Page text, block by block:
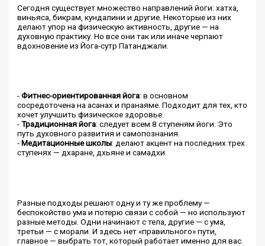
Сегодня существует множество направлений йоги: хатха,
виньяса, бикрам, кундалини и другие. Некоторые из них
делают упор на физическую активность, другие — на
духовную практику. Но все они так или иначе черпают
вдохновение из Йога-сутр Патанджали.
-Фитнес-ориентированная йога: в основном
сосредоточена на асанах и пранаяме. Подходит для тех, кто
хочет улучшить физическое здоровье.
-Традиционная йога: следует всем 8 ступеням йоги. Это
путь духовного развития и самопознания.
-Медитационные школы: делают акцент на последних трех
ступенях — дхаране, дхьяне и самадхи.
Разные подходы решают одну и ту же проблему —
беспокойство ума и потерю связи с собой — но используют
разные методы. Одни начинают с тела, другие — с ума,
третьи — с морали. И здесь нет «правильного» пути,
главное — выбрать тот, который работает именно для вас.